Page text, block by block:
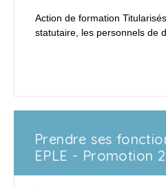
Action de formation
statutaire, les personnels de
Prendre ses
EPLE - Promotion